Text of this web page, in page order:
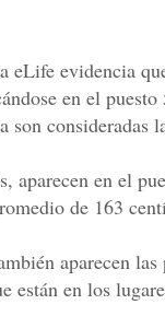
evidencia
en el
consideradas
aparecen en el
de 163
aparecen
están en los